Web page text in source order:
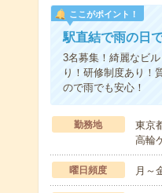
ここがポイント！
駅直結で雨の日
3名募集！綺麗なビ
り！研修制度あり！
ので雨でも安心！
勤務地
東京
高輪
曜日頻度 月～